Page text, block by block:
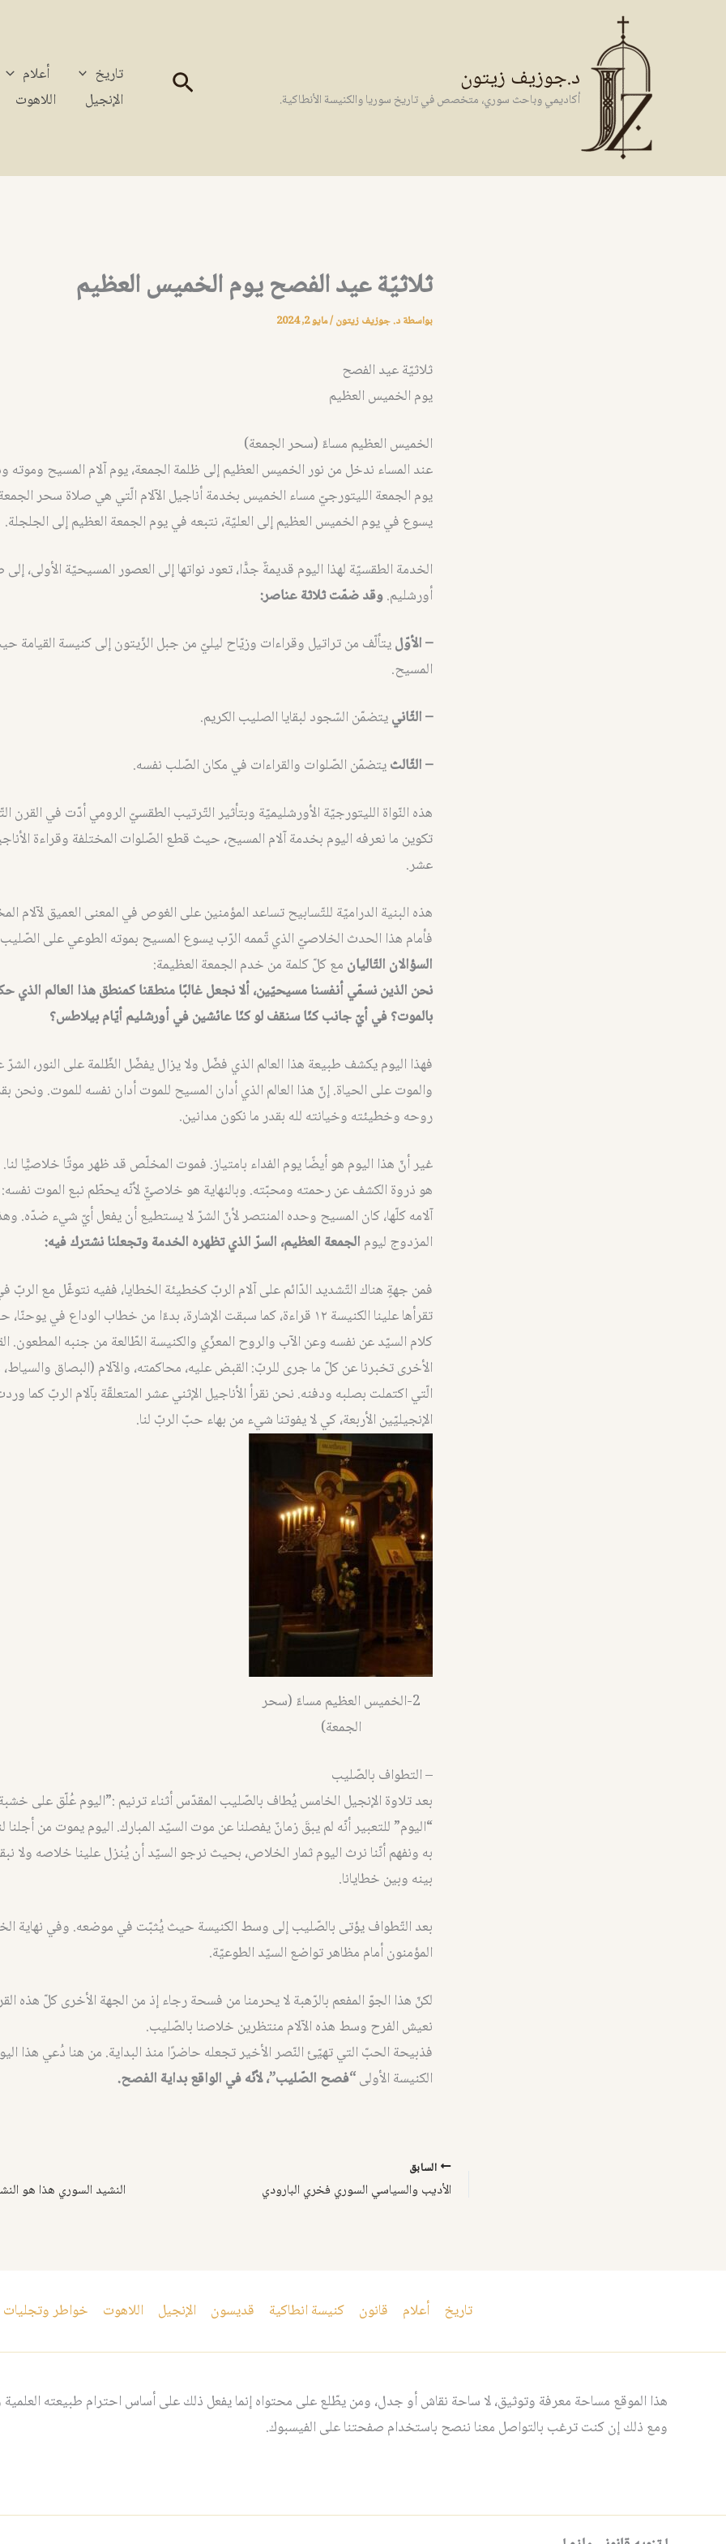
د.جوزيف زيتون
أكاديمي وباحث سوري، متخصص في تاريخ سوريا والكنيسة الأنطاكية. البحث تاريخ أعلام
الإنجيل
اللاهوت
ثلاثيّة عيد الفصح يوم الخميس العظيم
بواسطةد. جوزيف زيتون/مايو 2, 2024
ثلاثيّة عيد الفصح
يوم الخميس العظيم
الخميس العظيم مساءً (سحر الجمعة)
عند المساء ندخل من نور الخميس العظيم إلى ظلمة الجمعة، يوم آلام المسيح وموته
يوم الجمعة الليتورجيّ مساء الخميس بخدمة أناجيل الآلام الّتي هي صلاة سحر
يسوع في يوم الخميس العظيم إلى العليّة، نتبعه في يوم الجمعة العظيم إلى الجلجلة.
الخدمة الطقسيّة لهذا اليوم قديمةٌ جدًّا، تعود نواتها إلى العصور المسيحيّة الأولى،
أورشليم.وقد ضمّت ثلاثة عناصر:
– الأوّليتألّف من تراتيل وقراءات وزيّاح ليليّ من جبل الزّيتون إلى كنيسة القيامة
المسيح.
– الثّانييتضمّن السّجود لبقايا الصليب الكريم.
– الثّالثيتضمّن الصّلوات والقراءات في مكان الصّلب نفسه.
هذه النّواة الليتورجيّة الأورشليميّة وبتأثير التّرتيب الطقسيّ الرومي أدّت في القرن
تكوين ما نعرفه اليوم بخدمة آلام المسيح، حيث قطع الصّلوات المختلفة وقراءة
عشر.
هذه البنية الدراميّة للتّسابيح تساعد المؤمنين على الغوص في المعنى العميق لآلام
فأمام هذا الحدث الخلاصيّ الذي تّممه الرّب يسوع المسيح بموته الطوعي على
السؤالان التّاليان مع كلّ كلمة من خدم الجمعة العظيمة:
نحن الذين نسمّي أنفسنا مسيحيّين، ألا نجعل غالبًا منطقنا كمنطق هذا العالم
بالموت؟ في أيّ جانب كنّا سنقف لو كنّا عائشين في أورشليم أيّام بيلاطس؟
فهذا اليوم يكشف طبيعة هذا العالم الذي فضّل ولا يزال يفضّل الظّلمة على النور، الشرّ
والموت على الحياة. إنّ هذا العالم الذي أدان المسيح للموت أدان نفسه للموت. ونحن
روحه وخطيئته وخيانته لله بقدر ما نكون مدانين.
غير أنّ هذا اليوم هو أيضًا يوم الفداء بامتياز. فموت المخلّص قد ظهر موتًا خلاصيًّا
هو ذروة الكشف عن رحمته ومحبّته. وبالنهاية هو خلاصيٌّ لأنّه يحطّم نبع الموت
آلامه كلّها، كان المسيح وحده المنتصر لأنّ الشرّ لا يستطيع أن يفعل أيّ شيء ضدّه.
المزدوج ليوم الجمعة العظيم، السرّ الذي تظهره الخدمة وتجعلنا نشترك فيه:
فمن جهةٍ هناك التّشديد الدّائم على آلام الربّ كخطيئة الخطايا، ففيه نتوغّل مع الربّ
تقرأها علينا الكنيسة ١٢ قراءة، كما سبقت الإشارة، بدءًا من خطاب الوداع في
كلام السيّد عن نفسه وعن الآب والروح المعزّي والكنيسة الطّالعة من جنبه المطعون.
الأخرى تخبرنا عن كلّ ما جرى للربّ: القبض عليه، محاكمته، والآلام (البصاق والسياط،
الّتي اكتملت بصلبه ودفنه. نحن نقرأ الأناجيل الإثني عشر المتعلقّة بآلام الربّ كما
الإنجيليّين الأربعة، كي لا يفوتنا شيء من بهاء حبّ الربّ لنا.
2-الخميس العظيم مساءً (سحر
الجمعة)
– التطواف بالصّليب
بعد تلاوة الإنجيل الخامس يُطاف بالصّليب المقدّس أثناء ترنيم :”اليوم عُلّق على
“اليوم” للتعبير أنّه لم يبقَ زمانٌ يفصلنا عن موت السيّد المبارك. اليوم يموت من أجلنا
به ونفهم أنّنا نرث اليوم ثمار الخلاص، بحيث نرجو السيّد أن يُنزل علينا خلاصه ولا
بينه وبين خطايانا.
بعد التّطواف يؤتى بالصّليب إلى وسط الكنيسة حيث يُثبّت في موضعه. وفي نهاية
المؤمنون أمام مظاهر تواضع السيّد الطوعيّة.
لكنّ هذا الجوّ المفعم بالرّهبة لا يحرمنا من فسحة رجاء إذ من الجهة الأخرى كلّ هذه
نعيش الفرح وسط هذه الآلام منتظرين خلاصنا بالصّليب.
فذبيحة الحبّ التي تهيّئ النّصر الأخير تجعله حاضرًا منذ البداية. من هنا دُعي هذا
الكنيسة الأولى“فصح الصّليب”، لأنّه في الواقع بداية الفصح.
السابق
الأديب والسياسي السوري فخري البارودي
تاريخ أعلام قانون كنيسة انطاكية قديسون الإنجيل اللاهوت خواطر وتجليات
هذا الموقع مساحة معرفة وتوثيق، لا ساحة نقاش أو جدل، ومن يطّلع على محتواه إنما يفعل ذلك على أساس احترام طبيعته العلمية
ومع ذلك إن كنت ترغب بالتواصل معنا ننصح باستخدام صفحتنا على الفيسبوك.